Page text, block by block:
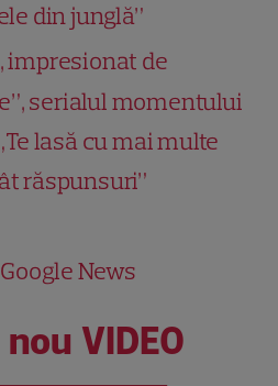
din junglă”
impresionat de
serialul momentului
lasă cu mai multe
răspunsuri”
Google News
VIDEO